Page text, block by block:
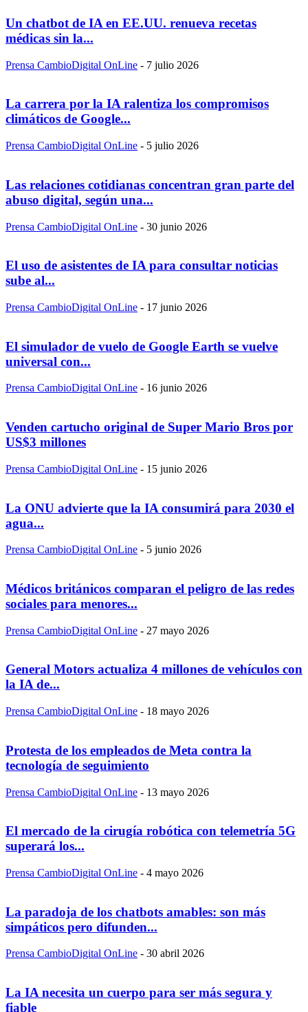
Un chatbot de IA en EE.UU. renueva recetas
médicas sin la...
Prensa CambioDigital OnLine - 7 julio 2026
La carrera por la IA ralentiza los compromisos
climáticos de Google...
Prensa CambioDigital OnLine - 5 julio 2026
Las relaciones cotidianas concentran gran parte del
abuso digital, según una...
Prensa CambioDigital OnLine - 30 junio 2026
El uso de asistentes de IA para consultar noticias
sube al...
Prensa CambioDigital OnLine - 17 junio 2026
El simulador de vuelo de Google Earth se vuelve
universal con...
Prensa CambioDigital OnLine - 16 junio 2026
Venden cartucho original de Super Mario Bros por
US$3 millones
Prensa CambioDigital OnLine - 15 junio 2026
La ONU advierte que la IA consumirá para 2030 el
agua...
Prensa CambioDigital OnLine - 5 junio 2026
Médicos británicos comparan el peligro de las redes
sociales para menores...
Prensa CambioDigital OnLine - 27 mayo 2026
General Motors actualiza 4 millones de vehículos con
la IA de...
Prensa CambioDigital OnLine - 18 mayo 2026
Protesta de los empleados de Meta contra la
tecnología de seguimiento
Prensa CambioDigital OnLine - 13 mayo 2026
El mercado de la cirugía robótica con telemetría 5G
superará los...
Prensa CambioDigital OnLine - 4 mayo 2026
La paradoja de los chatbots amables: son más
simpáticos pero difunden...
Prensa CambioDigital OnLine - 30 abril 2026
La IA necesita un cuerpo para ser más segura y
fiable